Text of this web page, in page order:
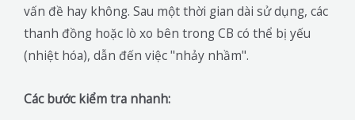
vấn đề hay không. Sau một thời gian dài sử dụng, các
thanh đồng hoặc lò xo bên trong CB có thể bị yếu
(nhiệt hóa), dẫn đến việc "nhảy nhầm".
Các bước kiểm tra nhanh: